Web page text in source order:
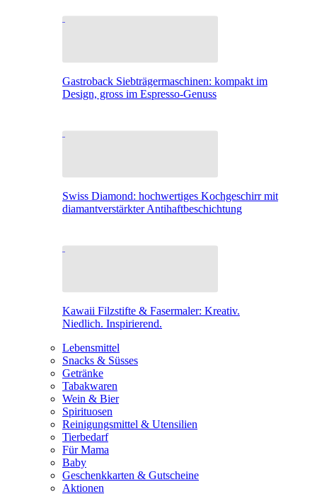
Gastroback Siebträgermaschinen: kompakt im
Design, gross im Espresso-Genuss
Swiss Diamond: hochwertiges Kochgeschirr mit
diamantverstärkter Antihaftbeschichtung
Kawaii Filzstifte & Fasermaler: Kreativ.
Niedlich. Inspirierend.
Lebensmittel
Snacks & Süsses
Getränke
Tabakwaren
Wein & Bier
Spirituosen
Reinigungsmittel & Utensilien
Tierbedarf
Für Mama
Baby
Geschenkkarten & Gutscheine
Aktionen